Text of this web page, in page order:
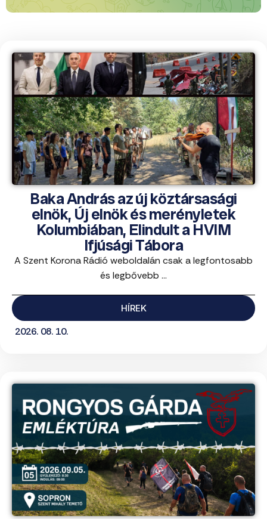
Baka András az új köztársasági
elnök, Új elnök és merényletek
Kolumbiában, Elindult a HVIM
Ifjúsági Tábora
A Szent Korona Rádió weboldalán csak a legfontosabb
és legbővebb ...
HÍREK
2026. 08. 10.